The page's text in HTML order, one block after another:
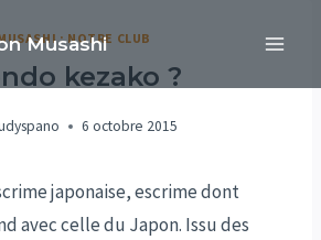
Musashi
: NOTRE CLUB
kezako ?
6 octobre 2015
japonaise, escrime dont
avec celle du Japon. Issu des